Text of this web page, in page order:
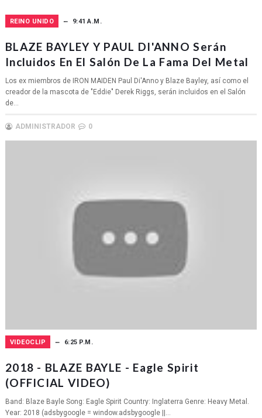
REINO UNIDO 9:41 A.M.
BLAZE BAYLEY Y PAUL DI'ANNO Serán
Incluidos En El Salón De La Fama Del Metal
Los ex miembros de IRON MAIDEN Paul Di'Anno y Blaze Bayley, así como el
creador de la mascota de "Eddie" Derek Riggs, serán incluidos en el Salón
de...
ADMINISTRADOR 0
VIDEOCLIP 6:25 P.M.
2018 - BLAZE BAYLE - Eagle Spirit
(OFFICIAL VIDEO)
Band: Blaze Bayle Song: Eagle Spirit Country: Inglaterra Genre: Heavy Metal.
Year: 2018 (adsbygoogle = window.adsbygoogle ||...